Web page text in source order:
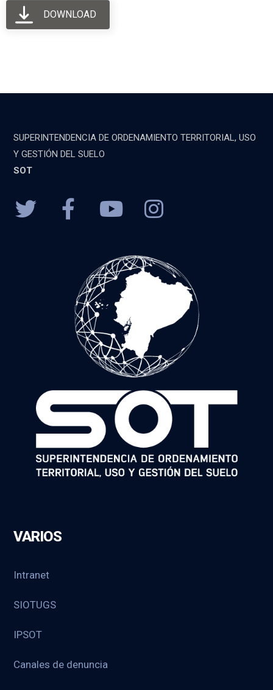
DOWNLOAD
SUPERINTENDENCIA DE ORDENAMIENTO TERRITORIAL, USO
Y GESTIÓN DEL SUELO
SOT
VARIOS
Intranet
SIOTUGS
IPSOT
Canales de denuncia